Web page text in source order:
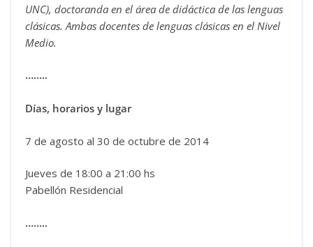
UNC), doctoranda en el área de didáctica de las lenguas
clásicas. Ambas docentes de lenguas clásicas en el Nivel
Medio.
……..
Días, horarios y lugar
7 de agosto al 30 de octubre de 2014
Jueves de 18:00 a 21:00 hs
Pabellón Residencial
……..